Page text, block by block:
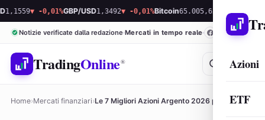
Azioni
ETF
▼ -0,01% GBP/USD1,3492▼ -0,01% Bitcoin65.005,62▲ 0,13% Ethereum
Notizie verificate dalla redazione Mercati in tempo reale
TradingOnline®
Home›Mercati finanziari› Le 7 Migliori Azioni Argento 2026 per Investire